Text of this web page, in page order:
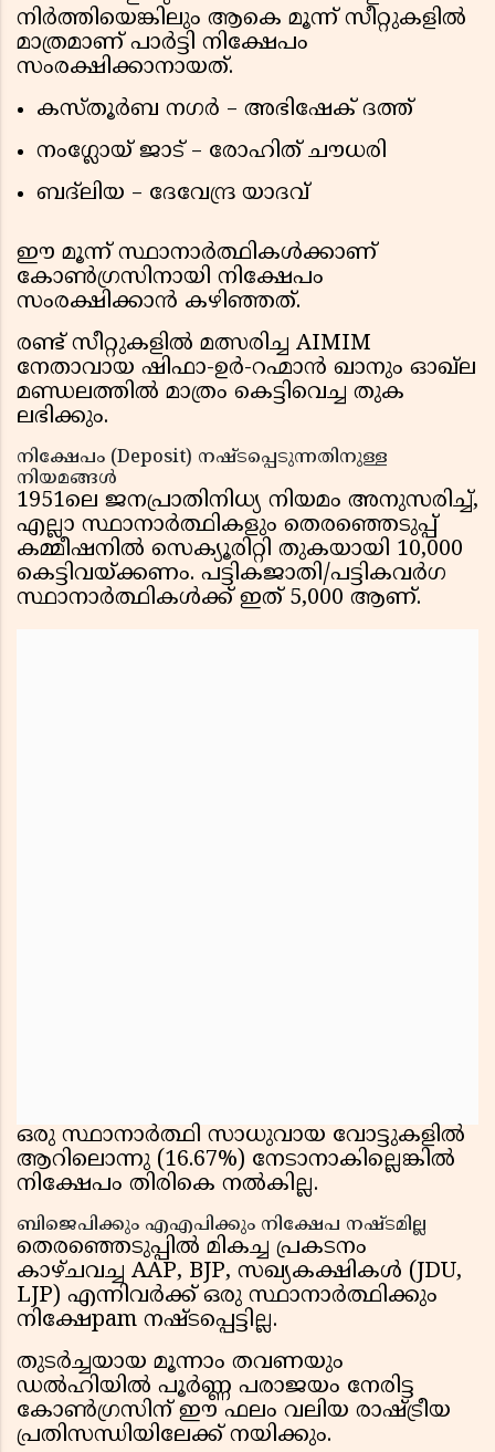
നിർത്തിയെങ്കിലും ആകെ മൂന്ന് സീറ്റുകളിൽ
മാത്രമാണ് പാർട്ടി നിക്ഷേപം
സംരക്ഷിക്കാനായത്.
കസ്തൂർബ നഗർ – അഭിഷേക് ദത്ത്
നംഗ്ലോയ് ജാട് – രോഹിത് ചൗധരി
ബദ്‌ലിയ – ദേവേന്ദ്ര യാദവ്
ഈ മൂന്ന് സ്ഥാനാർത്ഥികൾക്കാണ്
കോൺഗ്രസിനായി നിക്ഷേപം
സംരക്ഷിക്കാൻ കഴിഞ്ഞത്.
രണ്ട് സീറ്റുകളിൽ മത്സരിച്ച AIMIM
നേതാവായ ഷിഫാ-ഉർ-റഹ്മാൻ ഖാനും ഓഖ്‌ല
മണ്ഡലത്തിൽ മാത്രം കെട്ടിവെച്ച തുക
ലഭിക്കും.
നിക്ഷേപം (Deposit) നഷ്ടപ്പെടുന്നതിനുള്ള
നിയമങ്ങൾ
1951ലെ ജനപ്രാതിനിധ്യ നിയമം അനുസരിച്ച്,
എല്ലാ സ്ഥാനാർത്ഥികളും തെരഞ്ഞെടുപ്പ്
കമ്മീഷനിൽ സെക്യൂരിറ്റി തുകയായി ₹10,000
കെട്ടിവയ്ക്കണം. പട്ടികജാതി/പട്ടികവർഗ
സ്ഥാനാർത്ഥികൾക്ക് ഇത് ₹5,000 ആണ്.
ഒരു സ്ഥാനാർത്ഥി സാധുവായ വോട്ടുകളിൽ
ആറിലൊന്നു (16.67%) നേടാനാകില്ലെങ്കിൽ
നിക്ഷേപം തിരികെ നൽകില്ല.
ബിജെപിക്കും എഎപിക്കും നിക്ഷേപ നഷ്ടമില്ല
തെരഞ്ഞെടുപ്പിൽ മികച്ച പ്രകടനം
കാഴ്ചവച്ച AAP, BJP, സഖ്യകക്ഷികൾ (JDU,
LJP) എന്നിവർക്ക് ഒരു സ്ഥാനാർത്ഥിക്കും
നിക്ഷേpam നഷ്ടപ്പെട്ടില്ല.
തുടർച്ചയായ മൂന്നാം തവണയും
ഡൽഹിയിൽ പൂർണ്ണ പരാജയം നേരിട്ട
കോൺഗ്രസിന് ഈ ഫലം വലിയ രാഷ്ട്രീയ
പ്രതിസന്ധിയിലേക്ക് നയിക്കും.